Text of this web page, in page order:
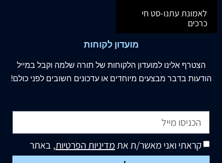
לאמונת עתנו-סט חי
כרכים
מועדון לקוחות
הצטרף אלינו למועדון הלקוחות של תורה שלמה וקבל במייל
הודעות בדבר מבצעים מיוחדים או עדכונים חשובים לפני כולם!
קראתי ואני מאשר/ת אתמדיניות הפרטיות, באתר